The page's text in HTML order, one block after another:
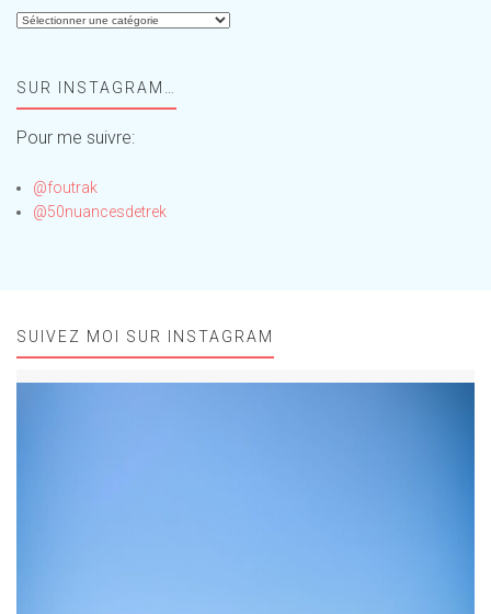
Aide-
!SUR INSTAGRAM…
Pour me suivre:
@foutrak
@50nuancesdetrek
SUIVEZ MOI SUR INSTAGRAM